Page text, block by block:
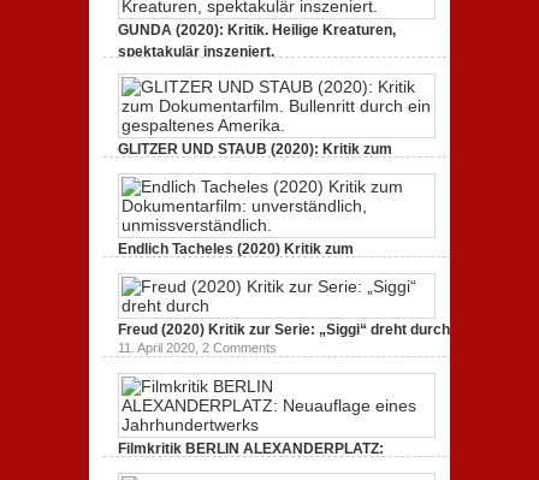
GUNDA (2020): Kritik. Heilige Kreaturen,
spektakulär inszeniert.
GLITZER UND STAUB (2020): Kritik zum
Dokumentarfilm. Bullenritt durch ein
gespaltenes Amerika.
3. Oktober 2020,2 Comments
Endlich Tacheles (2020) Kritik zum
Dokumentarfilm: unverständlich,
unmissverständlich.
19. Mai 2020,0 Comments
Freud (2020) Kritik zur Serie: „Siggi“ dreht durch
11. April 2020, 2 Comments
Filmkritik BERLIN ALEXANDERPLATZ:
Neuauflage eines Jahrhundertwerks